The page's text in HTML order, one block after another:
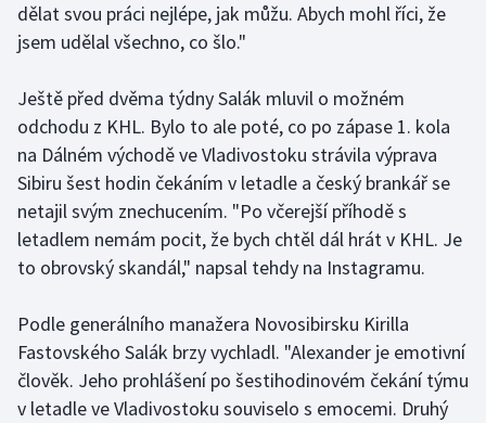
Lezení
Moderní pětiboj
Motorsport
Olympijské hry
Parasport
Plavání
Plážový volejbal
dělat svou práci nejlépe, jak můžu. Abych mohl říci, že
jsem udělal všechno, co šlo."
Ještě před dvěma týdny Salák mluvil o možném
odchodu z KHL. Bylo to ale poté, co po zápase 1. kola
na Dálném východě ve Vladivostoku strávila výprava
Sibiru šest hodin čekáním v letadle a český brankář se
netajil svým znechucením. "Po včerejší příhodě s
letadlem nemám pocit, že bych chtěl dál hrát v KHL. Je
to obrovský skandál," napsal tehdy na Instagramu.
Podle generálního manažera Novosibirsku Kirilla
Fastovského Salák brzy vychladl. "Alexander je emotivní
člověk. Jeho prohlášení po šestihodinovém čekání týmu
v letadle ve Vladivostoku souviselo s emocemi. Druhý